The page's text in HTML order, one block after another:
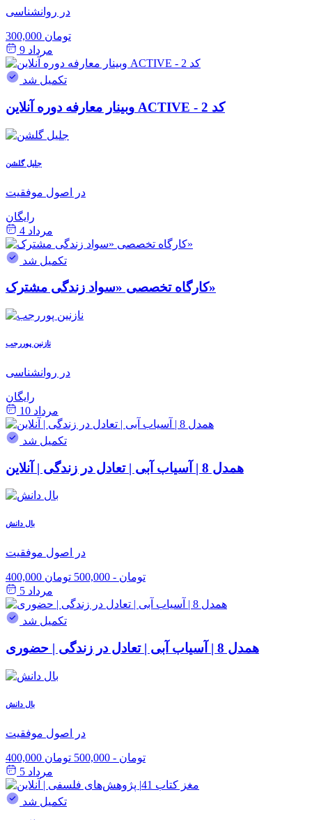
در روانشناسی
300,000 تومان
مرداد 9
تکمیل شد
وبینار معارفه دوره آنلاین ACTIVE - کد 2
جلیل گلشن
در اصول موفقیت
رایگان
مرداد 4
تکمیل شد
کارگاه تخصصی «سواد زندگی مشترک»
نازنین پوررجب
در روانشناسی
رایگان
مرداد 10
تکمیل شد
همدل 8 | آسیاب آبی | تعادل در زندگی | آنلاین
بال دانش
در اصول موفقیت
400,000 تومان - 500,000 تومان
مرداد 5
تکمیل شد
همدل 8 | آسیاب آبی | تعادل در زندگی | حضوری
بال دانش
در اصول موفقیت
400,000 تومان - 500,000 تومان
مرداد 5
تکمیل شد